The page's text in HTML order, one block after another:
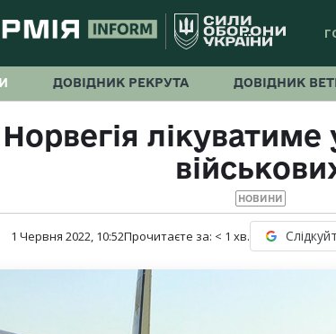
ДОВІДНИК РЕКРУТА ДОВІДНИК
Норвегія лікуватиме
НОВИНИ
1 Червня 2022, 10:52Прочитаєте за: < 1 хв.